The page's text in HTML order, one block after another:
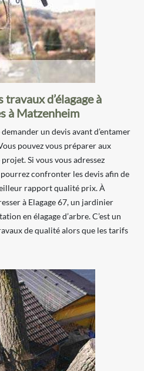
d’élagage à
à Matzenheim
un devis avant d’entamer
pouvez vous préparer aux
Si vous vous adressez
confronter les devis afin de
rapport qualité prix. À
à Elagage 67, un jardinier
en élagage d’arbre. C’est un
de qualité alors que les tarifs